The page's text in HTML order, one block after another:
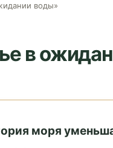
воды»
в
моря